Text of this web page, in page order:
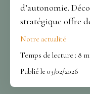
d’autonomie.
stratégique offre
en France. Avec
humain.
Notre actualité
Temps de lecture : 8
Publié le 03/02/2026